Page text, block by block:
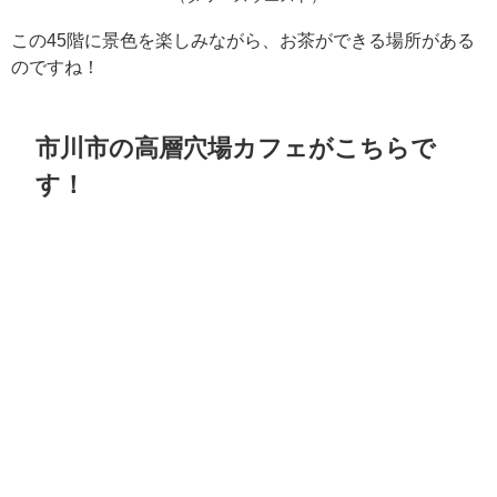
この45階に景色を楽しみながら、お茶ができる場所がある
のですね！
市川市の高層穴場カフェがこちらで
す！